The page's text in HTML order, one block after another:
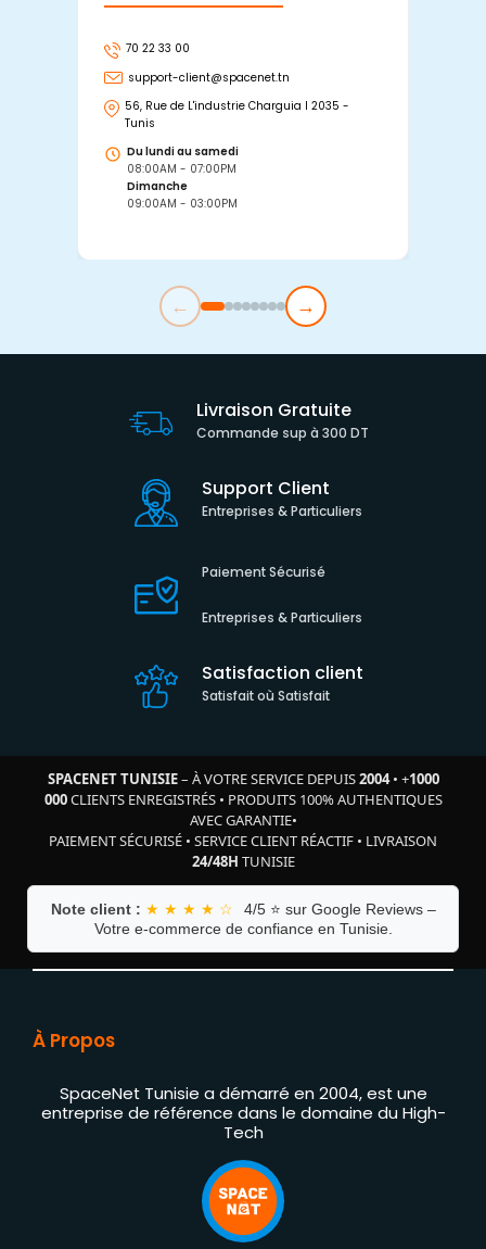
70 22 33 00
support-client@spacenet.tn
56, Rue de L'industrie Charguia I 2035 -
Tunis
Du lundi au samedi
08:00AM - 07:00PM
Dimanche
09:00AM - 03:00PM
← →
Livraison Gratuite
Commande sup à 300 DT
Support Client
Entreprises & Particuliers
Paiement Sécurisé
Entreprises & Particuliers
Satisfaction client
Satisfait où Satisfait
SPACENET TUNISIE– À VOTRE SERVICE DEPUIS2004• +1000
000CLIENTS ENREGISTRÉS• PRODUITS 100% AUTHENTIQUES
AVEC GARANTIE•
PAIEMENT SÉCURISÉ • SERVICE CLIENT RÉACTIF • LIVRAISON
24/48H TUNISIE
Note client : ★ ★ ★ ★ ☆
4/5 ⭐ sur Google Reviews –
Votre e-commerce de confiance en Tunisie.
À Propos
SpaceNet Tunisie a démarré en 2004, est une
entreprise de référence dans le domaine du High-
Tech